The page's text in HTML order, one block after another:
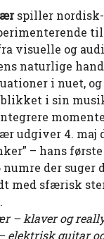
spiller
visuelle og
naturlige
i nuet,
i sin
udgiver 4. maj
– hans
numre der
med sfærisk
– klaver og
elektrisk guitar